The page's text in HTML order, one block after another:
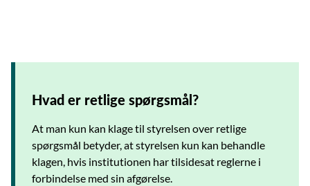
Hvad er retlige spørgsmål?
At man kun kan klage til styrelsen over retlige
spørgsmål betyder, at styrelsen kun kan behandle
klagen, hvis institutionen har tilsidesat reglerne i
forbindelse med sin afgørelse.